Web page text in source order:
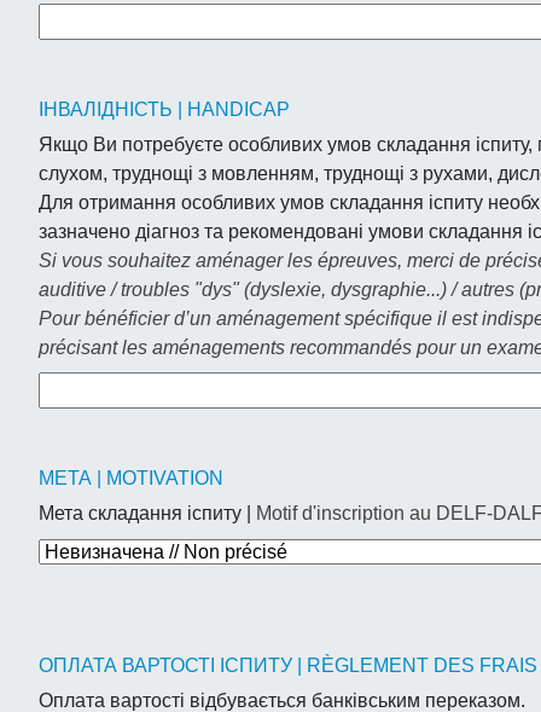
ІНВАЛІДНІСТЬ | HANDICAP
Якщо Ви потребуєте особливих умов складання
слухом, труднощі з мовленням, труднощі з рухами,
Для отримання особливих умов складання іспиту
зазначено діагноз та рекомендовані умови складання
Si vous souhaitez aménager les épreuves, merci de
auditive / troubles "dys" (dyslexie, dysgraphie...) / autres
Pour bénéficier d’un aménagement spécifique il est
précisant les aménagements recommandés pour un
МЕТА | MOTIVATION
Мета складання іспиту |
Motif d'inscription au DELF-
ОПЛАТА ВАРТОСТІ ІСПИТУ | RÈGLEMENT DES FRAIS
Оплата вартості відбувається банківським переказом.